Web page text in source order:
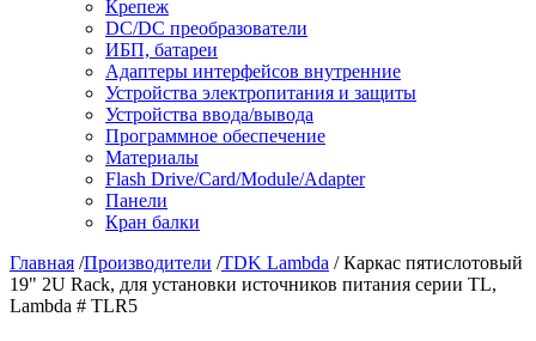
Крепеж
DC/DC преобразователи
ИБП, батареи
Адаптеры интерфейсов внутренние
Устройства электропитания и защиты
Устройства ввода/вывода
Программное обеспечение
Материалы
Flash Drive/Card/Module/Adapter
Панели
Кран балки
Главная /Производители /TDK Lambda / Каркас пятислотовый
19" 2U Rack, для установки источников питания серии TL,
Lambda # TLR5